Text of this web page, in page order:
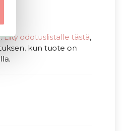
Liity odotuslistalle tästä,
kun tuote on